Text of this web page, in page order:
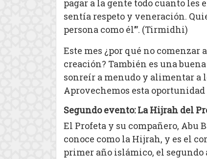
pagar a la gente todo cuanto les
sentía respeto y veneración.
persona como él’”. (Tirmidhi)
Este mes ¿por qué no comenzar
creación? También es una
sonreír a menudo y alimentar a
Aprovechemos esta
Segundo evento: La Hijrah del
El Profeta y su compañero, Abu
conoce como la Hijrah, y es el
primer año islámico, el segundo